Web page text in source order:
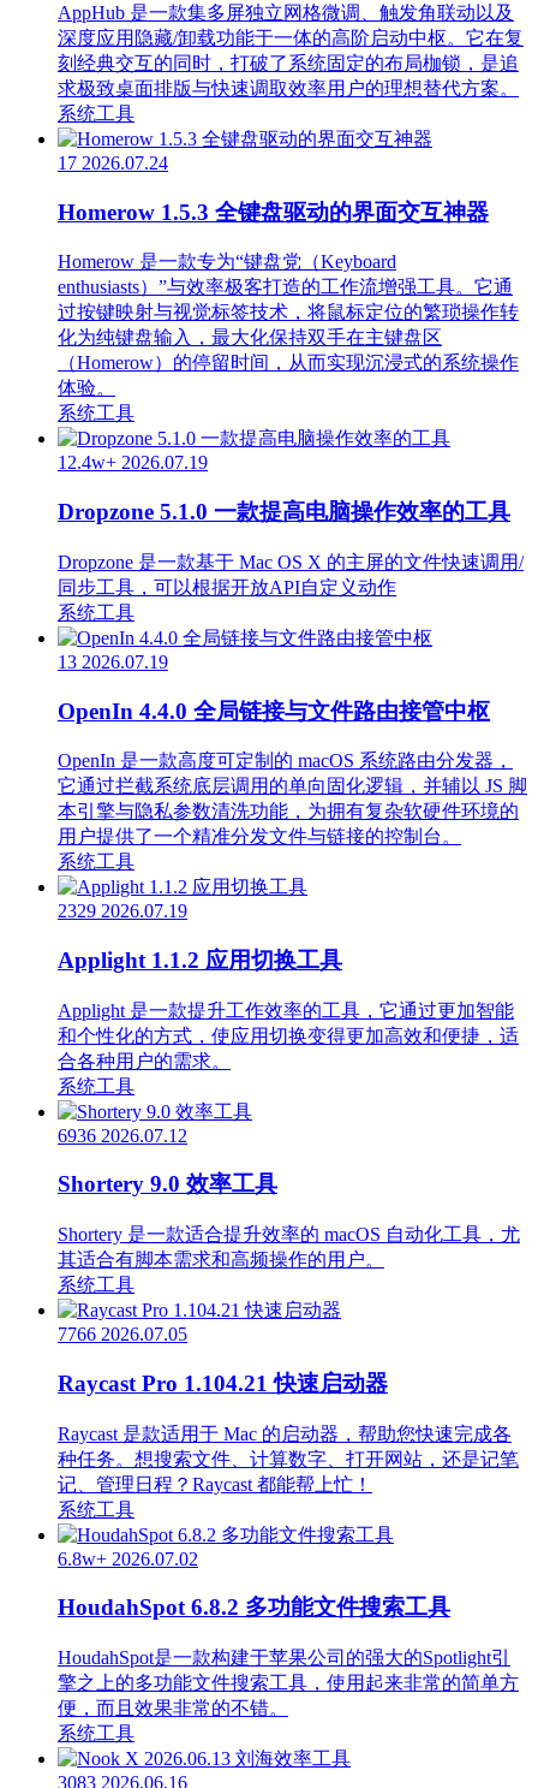
AppHub 是一款集多屏独立网格微调、触发角联动以及
深度应用隐藏/卸载功能于一体的高阶启动中枢。它在复
刻经典交互的同时，打破了系统固定的布局枷锁，是追
求极致桌面排版与快速调取效率用户的理想替代方案。
系统工具
17 2026.07.24
Homerow 1.5.3 全键盘驱动的界面交互神器
Homerow 是一款专为“键盘党（Keyboard
enthusiasts）”与效率极客打造的工作流增强工具。它通
过按键映射与视觉标签技术，将鼠标定位的繁琐操作转
化为纯键盘输入，最大化保持双手在主键盘区
（Homerow）的停留时间，从而实现沉浸式的系统操作
体验。
系统工具
12.4w+ 2026.07.19
Dropzone 5.1.0 一款提高电脑操作效率的工具
Dropzone 是一款基于 Mac OS X 的主屏的文件快速调用/
同步工具，可以根据开放API自定义动作
系统工具
13 2026.07.19
OpenIn 4.4.0 全局链接与文件路由接管中枢
OpenIn 是一款高度可定制的 macOS 系统路由分发器，
它通过拦截系统底层调用的单向固化逻辑，并辅以 JS 脚
本引擎与隐私参数清洗功能，为拥有复杂软硬件环境的
用户提供了一个精准分发文件与链接的控制台。
系统工具
2329 2026.07.19
Applight 1.1.2 应用切换工具
Applight 是一款提升工作效率的工具，它通过更加智能
和个性化的方式，使应用切换变得更加高效和便捷，适
合各种用户的需求。
系统工具
6936 2026.07.12
Shortery 9.0 效率工具
Shortery 是一款适合提升效率的 macOS 自动化工具，尤
其适合有脚本需求和高频操作的用户。
系统工具
7766 2026.07.05
Raycast Pro 1.104.21 快速启动器
Raycast 是款适用于 Mac 的启动器，帮助您快速完成各
种任务。想搜索文件、计算数字、打开网站，还是记笔
记、管理日程？Raycast 都能帮上忙！
系统工具
6.8w+ 2026.07.02
HoudahSpot 6.8.2 多功能文件搜索工具
HoudahSpot是一款构建于苹果公司的强大的Spotlight引
擎之上的多功能文件搜索工具，使用起来非常的简单方
便，而且效果非常的不错。
系统工具
3083 2026.06.16